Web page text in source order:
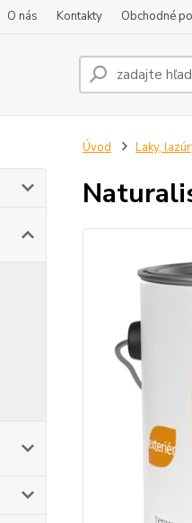
O nás Kontakty Obchodné
Úvod Laky,